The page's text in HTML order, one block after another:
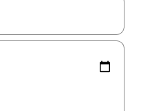
disponíveis, explore-os